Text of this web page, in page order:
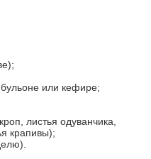
или кефире;
листья одуванчика,
крапивы);